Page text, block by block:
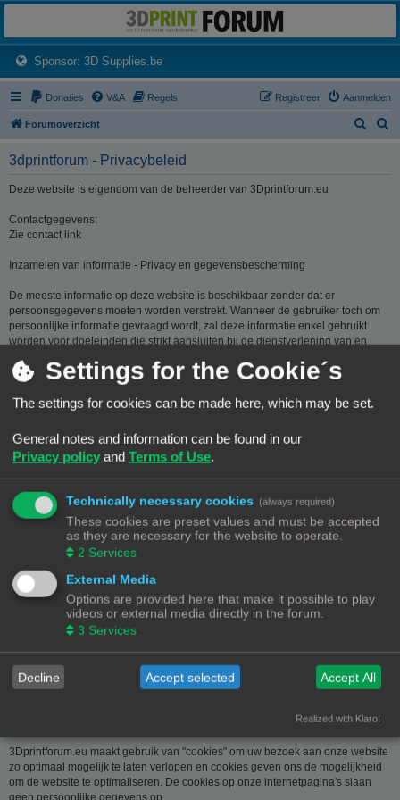
Het 3D print forum van de Benelux na de sluiting van 3dprintforum.nl
Sponsor: 3D Supplies.be(Opens a new tab)
Donaties V&A Regels Aanmelden
Registreer
Forumoverzicht
3dprintforum - Privacybeleid
Deze website is eigendom van de beheerder van 3Dprintforum.eu
Contactgegevens:
Zie contact link
Inzamelen van informatie - Privacy en gegevensbescherming
De meeste informatie op deze website is beschikbaar zonder dat er
persoonsgegevens moeten worden verstrekt. Wanneer de gebruiker toch om
persoonlijke informatie gevraagd wordt, zal deze informatie enkel gebruikt
worden voor doeleinden die strikt aansluiten bij de dienstverlening van en
registreren van een account dan wel op basis van haar gerechtvaardigd
belang om diensten te verlenen en u hiervoor te contacteren. De informatie
over u wordt u op verzoek meegedeeld. U kan deze, indien nodig, laten
contact link. Bent u het niet eens met de manier waarop 3DPrintforum.eu uw
gegevens verwerkt, kan u klacht indienen bij de
Gegevensbeschermingsautoriteit
(www.privacycommission.be
- Drukpersstraat 35 te 1000 Brussel). Meer
informatie over de manier waarop 3DPrintforum.eu omgaat met uw gegevens
vindt u in het algemeen beleid inzake gegevensbescherming. Door de
toegang tot en het gebruik van de website verklaart u zich uitdrukkelijk akkoord
met de volgende algemene voorwaarden:
Aansprakelijkheid
De op deze website beschikbaar gestelde informatie is met de grootste zorg
samengesteld. Uiteraard is deze informatie richtinggevend en door de
beknoptheid niet altijd volledig. Voor verdere en concrete uitleg kan u met
welke vorm dan ook die voortvloeit uit het gebruik van de aangeboden
informatie.
3Dprintforum.eu maakt gebruik van "cookies" om uw bezoek aan onze website
zo optimaal mogelijk te laten verlopen en cookies geven ons de mogelijkheid
om de website te optimaliseren. De cookies op onze internetpagina's slaan
geen persoonlijke gegevens op.
Settings for the Cookie´s
The settings for cookies can be made here, which may be set.
General notes and information can be found in our
Privacy policy and Terms of Use.
Technically necessary cookies (always required)
These cookies are preset values and must be accepted
as they are necessary for the website to operate.
2 Services
External Media
Options are provided here that make it possible to play
videos or external media directly in the forum.
3 Services
Decline Accept selected Accept All
Realized with Klaro!